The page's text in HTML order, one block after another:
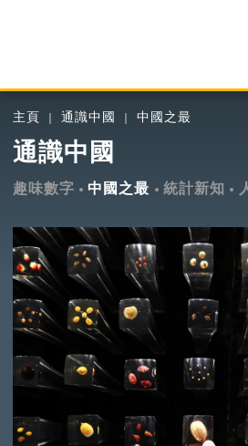
主頁 通識中國 中國之最
通識中國
趣味數字 中國之最 統計新知